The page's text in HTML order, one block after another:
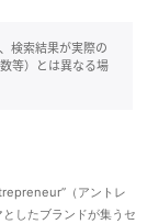
検索結果が実際の
等）とは異なる場
（アントレ
したブランドが集うセ